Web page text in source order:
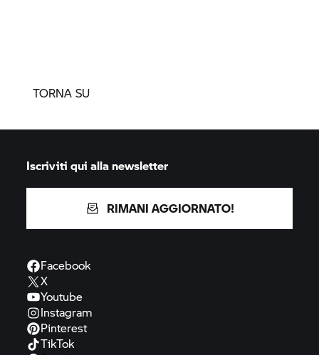
TORNA SU
Iscriviti qui alla newsletter
RIMANI AGGIORNATO!
Facebook
X
Youtube
Instagram
Pinterest
TikTok